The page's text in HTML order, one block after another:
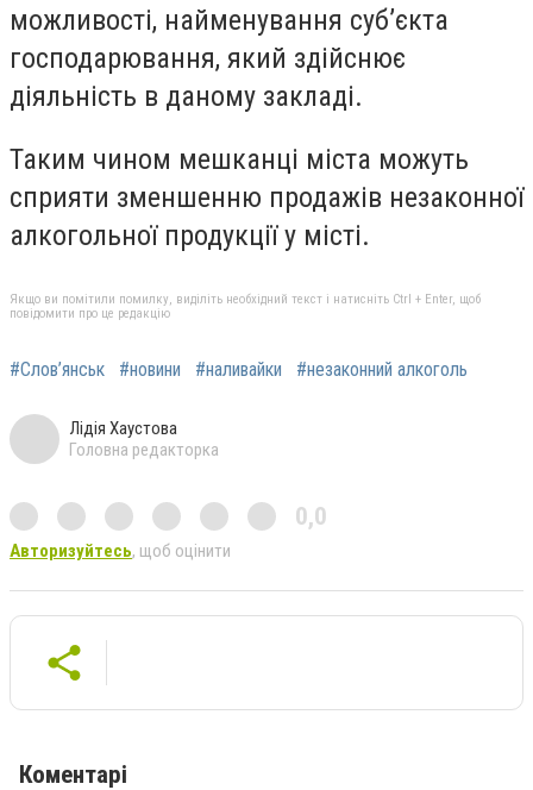
можливості, найменування суб’єкта
господарювання, який здійснює
діяльність в даному закладі.
Таким чином мешканці міста можуть
сприяти зменшенню продажів незаконної
алкогольної продукції у місті.
Якщо ви помітили помилку, виділіть необхідний текст і натисніть Ctrl + Enter, щоб
повідомити про це редакцію
#Слов’янськ #новини #наливайки #незаконний алкоголь
Лідія Хаустова
Головна редакторка
0,0
Авторизуйтесь, щоб оцінити
Коментарі